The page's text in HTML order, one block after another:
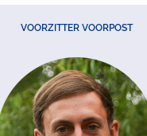
VOORZITTER VOORPOST